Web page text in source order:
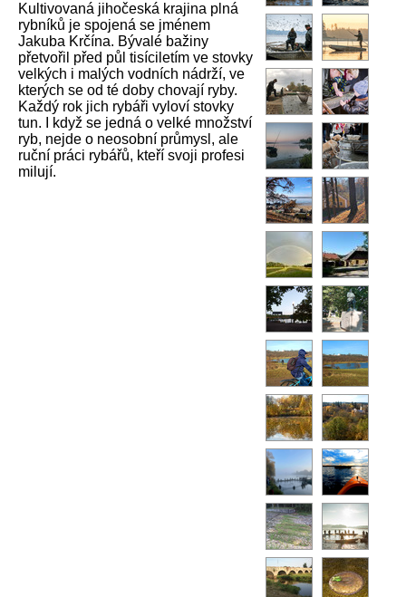
Kultivovaná jihočeská krajina plná
rybníků je spojená se jménem
Jakuba Krčína. Bývalé bažiny
přetvořil před půl tisíciletím ve stovky
velkých i malých vodních nádrží, ve
kterých se od té doby chovají ryby.
Každý rok jich rybáři vyloví stovky
tun. I když se jedná o velké množství
ryb, nejde o neosobní průmysl, ale
ruční práci rybářů, kteří svoji profesi
milují.